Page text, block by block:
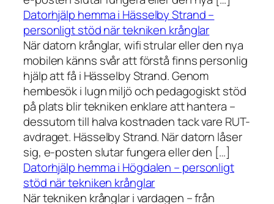
Datorhjälp hemma i Hässelby Strand –
personligt stöd när tekniken krånglar
När datorn krånglar, wifi strular eller den nya
mobilen känns svår att förstå finns personlig
hjälp att få i Hässelby Strand. Genom
hembesök i lugn miljö och pedagogiskt stöd
på plats blir tekniken enklare att hantera –
dessutom till halva kostnaden tack vare RUT-
avdraget. Hässelby Strand. När datorn låser
sig, e-posten slutar fungera eller den […]
Datorhjälp hemma i Högdalen – personligt
stöd när tekniken krånglar
När tekniken krånglar i vardagen – från